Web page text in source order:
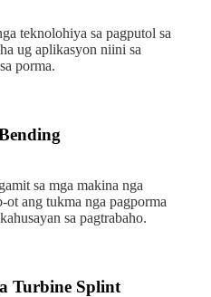
teknolohiya sa pagputol sa
ug aplikasyon niini sa
porma.
sa mga makina nga
ang tukma nga pagporma
sa pagtrabaho.
Turbine Splint